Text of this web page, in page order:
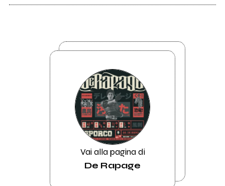
Vai alla pagina di
De Rapage